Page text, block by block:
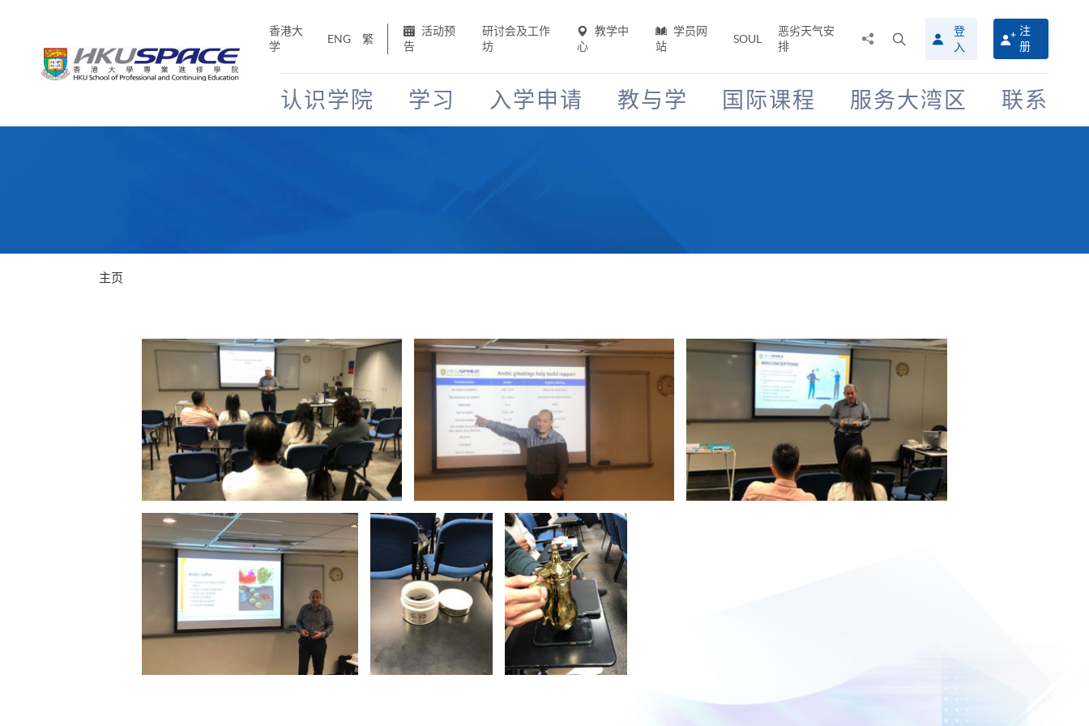
香港大
学
ENG 繁
活动预
告
研讨会及工作
坊
教学中
心
学员网
站
SOUL
恶劣天气安
排
搜
寻
介
面
登
入
注
册
认识学院 学习 入学申请 教与学 国际课程 服务大湾区 联系
主页